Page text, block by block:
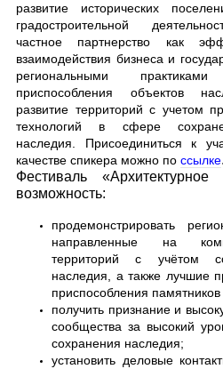
развитие исторических
градостроительной
частное партнерство как
взаимодействия бизнеса и
региональными
приспособления объектов
развитие территорий с учетом
технологий в сфере
наследия. Присоединиться к
качестве спикера можно по ссылке.
Фестиваль
возможность:
продемонстрировать
направленные на
территорий с учётом
наследия, а также лучшие
приспособления памятников
получить признание и
сообщества за высокий
сохранения наследия;
установить деловые